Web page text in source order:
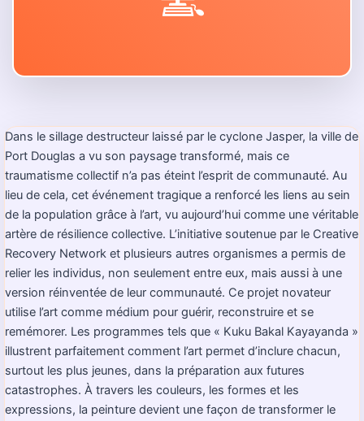
Dans le sillage destructeur laissé par le cyclone Jasper, la ville de
Port Douglas a vu son paysage transformé, mais ce
traumatisme collectif n’a pas éteint l’esprit de communauté. Au
lieu de cela, cet événement tragique a renforcé les liens au sein
de la population grâce à l’art, vu aujourd’hui comme une véritable
artère de résilience collective. L’initiative soutenue par le Creative
Recovery Network et plusieurs autres organismes a permis de
relier les individus, non seulement entre eux, mais aussi à une
version réinventée de leur communauté. Ce projet novateur
utilise l’art comme médium pour guérir, reconstruire et se
remémorer. Les programmes tels que « Kuku Bakal Kayayanda »
illustrent parfaitement comment l’art permet d’inclure chacun,
surtout les plus jeunes, dans la préparation aux futures
catastrophes. À travers les couleurs, les formes et les
expressions, la peinture devient une façon de transformer le